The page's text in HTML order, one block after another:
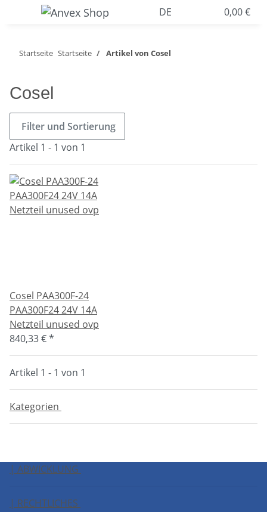
DE 0,00 €
Startseite Startseite Artikel von Cosel
Cosel
Filter und Sortierung
Artikel 1 - 1 von 1
Cosel PAA300F-24
PAA300F24 24V 14A
Netzteil unused ovp
840,33 €*
Artikel 1 - 1 von 1
Kategorien
| ABWICKLUNG
| RECHTLICHES